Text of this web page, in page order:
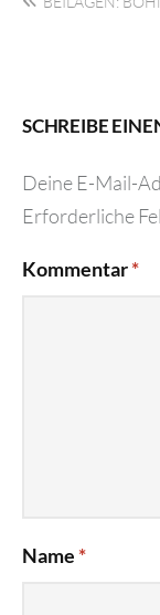
SCHREIBE
Deine E-Mail-
Erforderliche
Kommentar*
Name *